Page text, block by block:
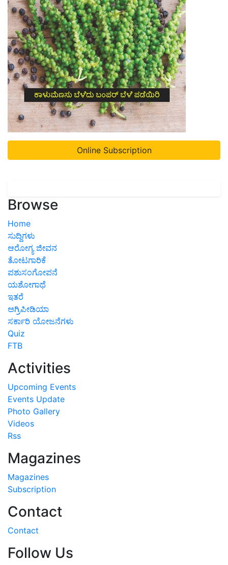
Online Subscription
Browse
Home
ಸುದ್ದಿಗಳು
ಆರೋಗ್ಯ ಜೀವನ
ತೋಟಗಾರಿಕೆ
ಪಶುಸಂಗೋಪನೆ
ಯಶೋಗಾಥೆ
ಇತರೆ
ಅಗ್ರಿಪೀಡಿಯಾ
ಸರ್ಕಾರಿ ಯೋಜನೆಗಳು
Quiz
FTB
Activities
Upcoming Events
Events Update
Photo Gallery
Videos
Rss
Magazines
Magazines
Subscription
Contact
Contact
Follow Us